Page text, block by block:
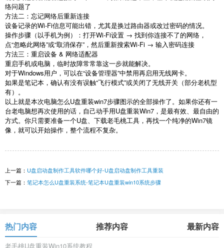
络问题了
方法二：忘记网络后重新连接
设备记录的Wi-Fi信息可能出错，尤其是换过路由器或改过密码的情况。
操作步骤（以手机为例）：打开Wi-Fi设置 → 找到你连接不了的网络，
点“忽略此网络”或“取消保存”，然后重新搜索Wi-Fi → 输入密码连接
方法三：重启设备 & 网络适配器
重启手机或电脑，临时故障常常靠这一步就能解决。
对于Windows用户，可以在“设备管理器”中禁用再启用无线网卡。
如果是笔记本，确认有没有误触“飞行模式”或关闭了无线开关（部分老机型
有）。
以上就是本次电脑怎么U盘重装win7步骤图示的全部操作了。如果你还有一
台老电脑想再次使用的话，自己动手用U盘重装Win7 ，是最有效、最自由的
方式。你只需要准备一个U盘、下载老毛桃工具，再找一个纯净的Win7镜
像，就可以开始操作，整个流程不复杂。
上一篇： U盘启动盘制作工具软件哪个好-U盘启动盘制作工具重装
下一篇： 笔记本怎么U盘重装系统-笔记本U盘重装win10系统步骤
热门内容 推荐内容 最新内容
老毛桃U盘重装Win10系统教程